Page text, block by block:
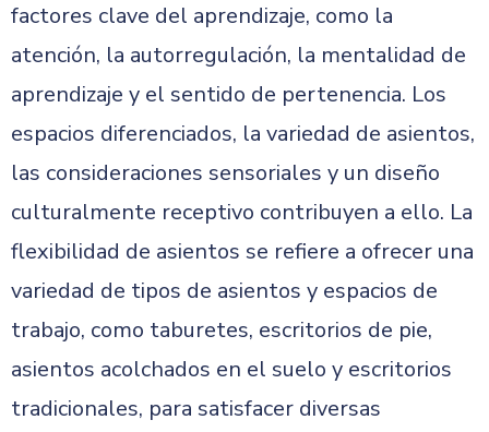
factores clave del aprendizaje, como la
atención, la autorregulación, la mentalidad de
aprendizaje y el sentido de pertenencia. Los
espacios diferenciados, la variedad de asientos,
las consideraciones sensoriales y un diseño
culturalmente receptivo contribuyen a ello. La
flexibilidad de asientos se refiere a ofrecer una
variedad de tipos de asientos y espacios de
trabajo, como taburetes, escritorios de pie,
asientos acolchados en el suelo y escritorios
tradicionales, para satisfacer diversas